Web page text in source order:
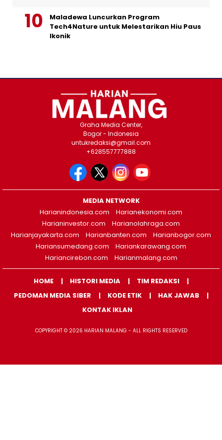
Maladewa Luncurkan Program
Tech4Nature untuk Melestarikan Hiu Paus
Ikonik
Graha Media Center,
Bogor - Indonesia
untukredaksi@gmail.com
+628557777888
MEDIA NETWORK
Harianindonesia.com
Harianekonomi.com
Harianinvestor.com
Harianolahraga.com
Harianjayakarta.com
Harianbanten.com
Harianbogor.com
Hariansumedang.com
Hariankarawang.com
Hariancirebon.com
Harianmalang.com
HOME HISTORI MEDIA
TIM REDAKSI
PEDOMAN MEDIA SIBER
KODE ETIK
HAK JAWAB
KONTAK IKLAN
COPYRIGHT © 2026 HARIAN MALANG - ALL RIGHTS RESERVED